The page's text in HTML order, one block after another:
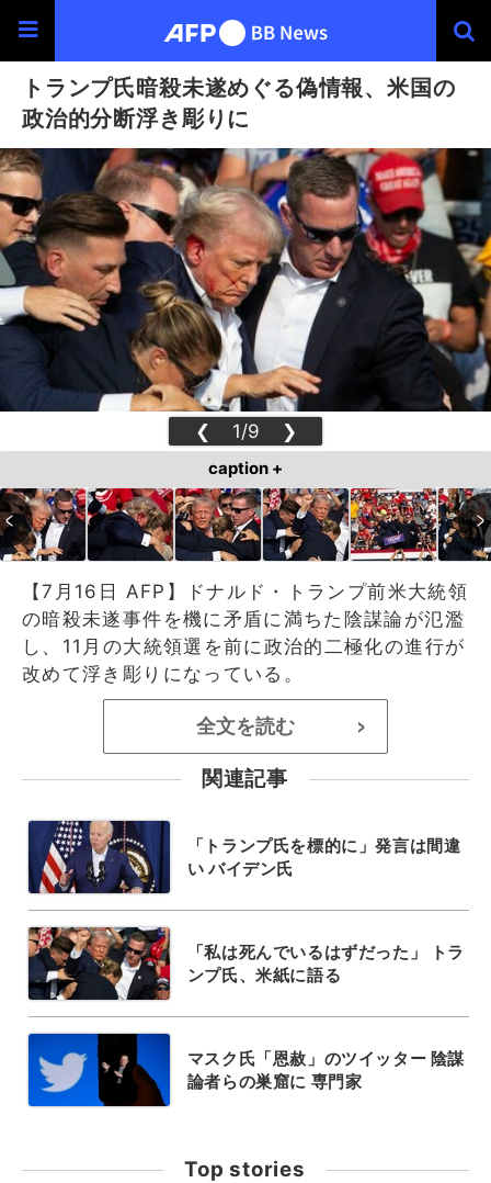
トランプ氏暗殺未遂めぐる偽情報、米国の
政治的分断浮き彫りに
❮ 1/9 ❯
caption +
【7月16日 AFP】ドナルド・トランプ前米大統領
の暗殺未遂事件を機に矛盾に満ちた陰謀論が氾濫
し、11月の大統領選を前に政治的二極化の進行が
改めて浮き彫りになっている。
全文を読む >
関連記事
「トランプ氏を標的に」発言は間違
い バイデン氏
「私は死んでいるはずだった」 トラ
ンプ氏、米紙に語る
マスク氏「恩赦」のツイッター 陰謀
論者らの巣窟に 専門家
Top stories